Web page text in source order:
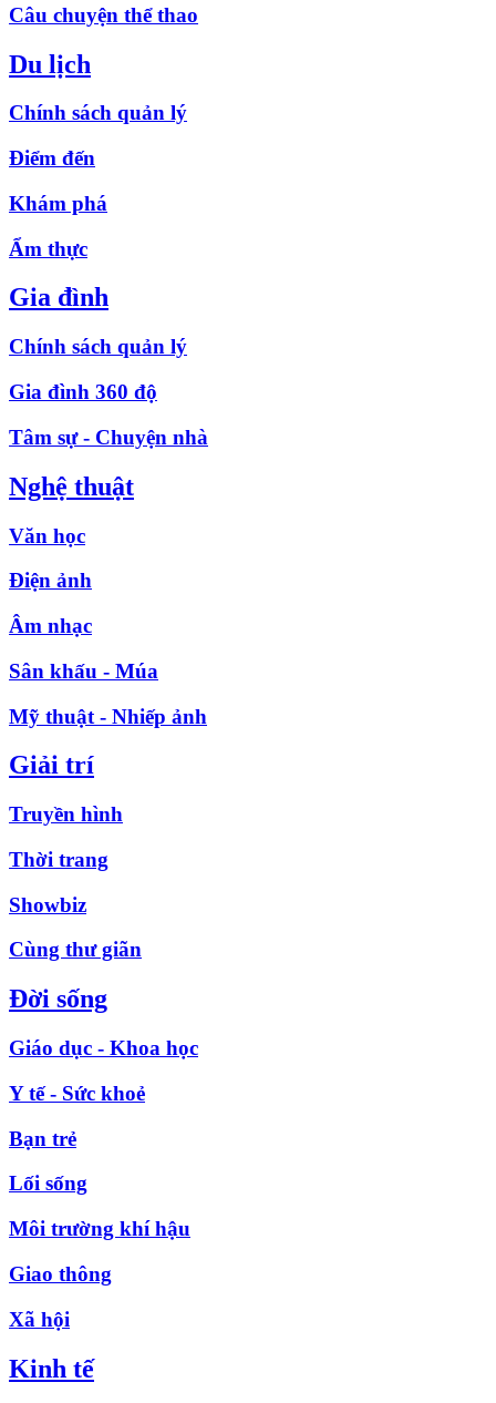
Câu chuyện thể thao
Du lịch
Chính sách quản lý
Điểm đến
Khám phá
Ẩm thực
Gia đình
Chính sách quản lý
Gia đình 360 độ
Tâm sự - Chuyện nhà
Nghệ thuật
Văn học
Điện ảnh
Âm nhạc
Sân khấu - Múa
Mỹ thuật - Nhiếp ảnh
Giải trí
Truyền hình
Thời trang
Showbiz
Cùng thư giãn
Đời sống
Giáo dục - Khoa học
Y tế - Sức khoẻ
Bạn trẻ
Lối sống
Môi trường khí hậu
Giao thông
Xã hội
Kinh tế